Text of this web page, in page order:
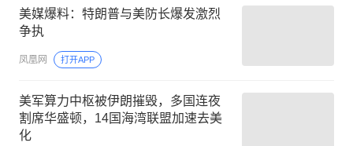
美媒爆料：特朗普与美防长爆发激烈
争执
凤凰网 打开APP
美军算力中枢被伊朗摧毁，多国连夜
割席华盛顿，14国海湾联盟加速去美
化